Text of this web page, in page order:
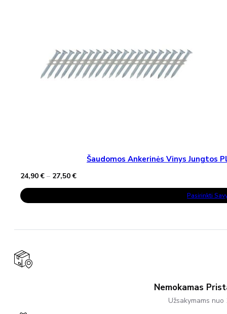
Šaudomos Ankerinės Vinys Jungtos
24,90€ – 27,50€Price
through
Pasirinkti
This
Product
Has
The
Be
Chosen
On
Nemokamas
Užsakymams nuo